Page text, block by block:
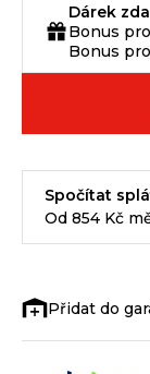
Dárek
Bonus
Bonus
Spočítat
Od 854 Kč